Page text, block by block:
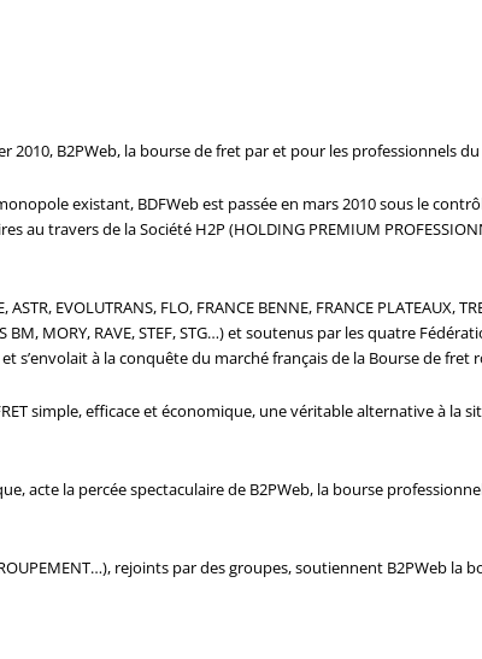
2010, B2PWeb, la bourse de fret par et pour les professionnels
existant, BDFWeb est passée en mars 2010 sous le
travers de la Société H2P (HOLDING PREMIUM
EVOLUTRANS, FLO, FRANCE BENNE, FRANCE PLATEAUX,
MORY, RAVE, STEF, STG…) et soutenus par les quatre
et s’envolait à la conquête du marché français de la Bourse de fret
simple, efficace et économique, une véritable alternative à la
acte la percée spectaculaire de B2PWeb, la bourse
rejoints par des groupes, soutiennent B2PWeb la